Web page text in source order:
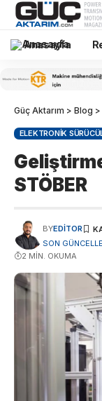
Anasayfa
Güç Aktarım > Blog >
ELEKTRONIK
STÖBER
SON
BYEDITOR
2 MIN. OKUMA